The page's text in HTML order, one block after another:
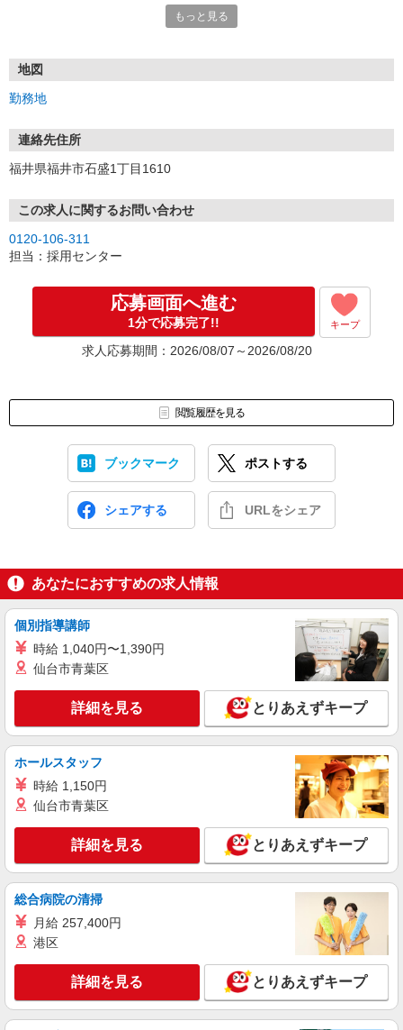
1.応募…Webもしくはお電話より応募ください。
※実技試験はドライバーの職種のみとなります。
もっと見る
地図
勤務地
連絡先住所
福井県福井市石盛1丁目1610
この求人に関するお問い合わせ
0120-106-311
担当：採用センター
応募画面へ進む
1分で応募完了!! キープ
求人応募期間：2026/08/07～2026/08/20
閲覧履歴を見る
ブックマーク ポストする
シェアする URLをシェア
あなたにおすすめの求人情報
個別指導講師
時給 1,040円〜1,390円
仙台市青葉区
詳細を見る とりあえずキープ
ホールスタッフ
時給 1,150円
仙台市青葉区
詳細を見る とりあえずキープ
総合病院の清掃
月給 257,400円
港区
詳細を見る とりあえずキープ